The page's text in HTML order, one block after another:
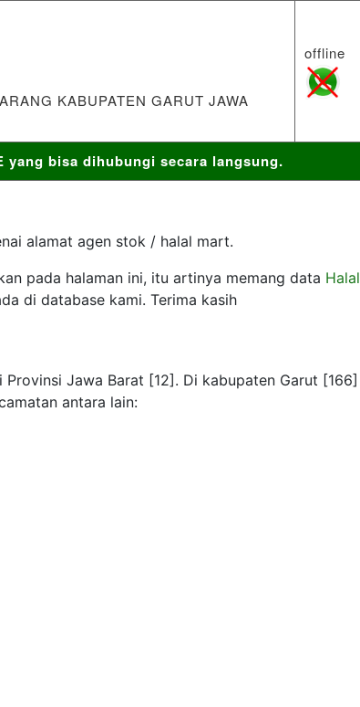
KABUPATEN GARUT JAWA
offline
yang bisa dihubungi secara langsung.
alamat agen stok / halal mart.
pada halaman ini, itu artinya memang data Halal
di database kami. Terima kasih
Jawa Barat [12]. Di kabupaten Garut [166]
antara lain: